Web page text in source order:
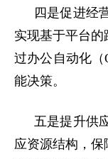
四是促进经
实现基于平台
过办公自动化
能决策。
五是提升供
应资源结构，